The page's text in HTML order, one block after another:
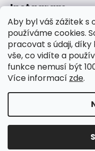
Aby byl váš zážitek s
používáme cookies.
pracovat s údaji,
vše, co vidíte a
funkce nemusí být
Více informací zde.
Instagram
Komunita
Copyright 2026